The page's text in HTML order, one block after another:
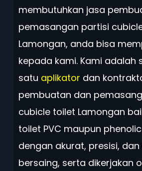
membutuhkan jasa
pemasangan partisi
Lamongan, anda bisa
kepada kami. Kami adalah
satu aplikator dan
pembuatan dan
cubicle toilet Lamongan
toilet PVC maupun
dengan akurat, presisi,
bersaing, serta dikerjakan